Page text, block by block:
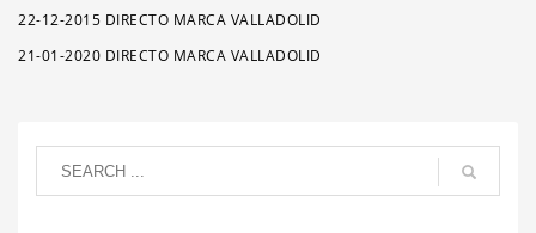
22-12-2015 DIRECTO MARCA VALLADOLID
21-01-2020 DIRECTO MARCA VALLADOLID